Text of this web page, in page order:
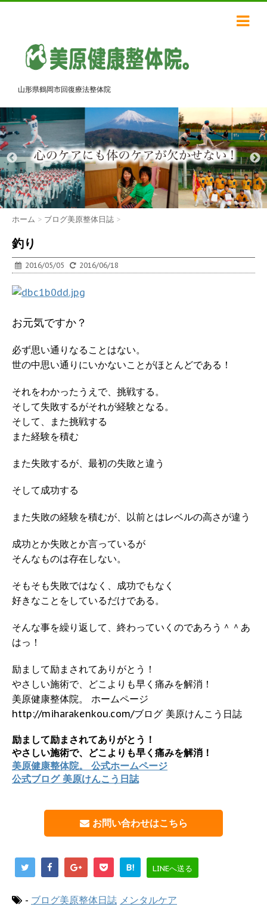
山形県鶴岡市回復療法整体院
ホーム > ブログ美原整体日誌 >
釣り
2016/05/05 2016/06/18
お元気ですか？
必ず思い通りなることはない。
世の中思い通りにいかないことがほとんどである！
それをわかったうえで、挑戦する。
そして失敗するがそれが経験となる。
そして、また挑戦する
また経験を積む
また失敗するが、最初の失敗と違う
そして成功する
また失敗の経験を積むが、以前とはレベルの高さが違う
成功とか失敗とか言っているが
そんなものは存在しない。
そもそも失敗ではなく、成功でもなく
好きなことをしているだけである。
そんな事を繰り返して、終わっていくのであろう＾＾あ
はっ！
励まして励まされてありがとう！
やさしい施術で、どこよりも早く痛みを解消！
美原健康整体院。 ホームページ
http://miharakenkou.com/ブログ 美原けんこう日誌
励まして励まされてありがとう！
やさしい施術で、どこよりも早く痛みを解消！
美原健康整体院。 公式ホームページ
公式ブログ 美原けんこう日誌
お問い合わせはこちら
B! LINEへ送る
- ブログ美原整体日誌 メンタルケア